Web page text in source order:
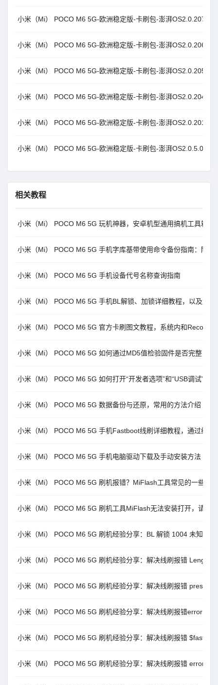
小米（Mi） POCO M6 5G-欧洲稳定版-卡刷包-澎湃
小米（Mi） POCO M6 5G-欧洲稳定版-卡刷包-澎湃
小米（Mi） POCO M6 5G-欧洲稳定版-卡刷包-澎湃
小米（Mi） POCO M6 5G-欧洲稳定版-卡刷包-澎湃
小米（Mi） POCO M6 5G-欧洲稳定版-卡刷包-澎湃
小米（Mi） POCO M6 5G-欧洲稳定版-卡刷包-澎湃
相关教程
小米（Mi） POCO M6 5G 玩机神器，安卓机型通用搞机工具箱
小米（Mi） POCO M6 5G 手机字库基带使用命令备份指南：降低
小米（Mi） POCO M6 5G 手机设备代号名称查询指南
小米（Mi） POCO M6 5G 手机BL解锁、加锁详细教程，以及解
小米（Mi） POCO M6 5G 官方卡刷图文教程，系统内和
小米（Mi） POCO M6 5G 如何通过MD5值检验固件是否完整，或
小米（Mi） POCO M6 5G 如何打开“开发者选项”和“USB调试”图
小米（Mi） POCO M6 5G 数据备份与还原，常用的方法介绍
小米（Mi） POCO M6 5G 手机Fastboot线刷详细教程，通过线刷
小米（Mi） POCO M6 5G 手机电脑驱动下载及手动安装方法
小米（Mi） POCO M6 5G 刷机报错？MiFlash工具常见的一些报
小米（Mi） POCO M6 5G 刷机工具MiFlash无法安装打开，请安
小米（Mi） POCO M6 5G 刷机经验分享：BL 解锁 1004 未知错
小米（Mi） POCO M6 5G 刷机经验分享：解决线刷报错 Length
小米（Mi） POCO M6 5G 刷机经验分享：解决线刷报错 press
小米（Mi） POCO M6 5G 刷机经验分享：解决线刷报错error:
小米（Mi） POCO M6 5G 刷机经验分享：解决线刷报错
小米（Mi） POCO M6 5G 刷机经验分享：解决线刷报错 error: